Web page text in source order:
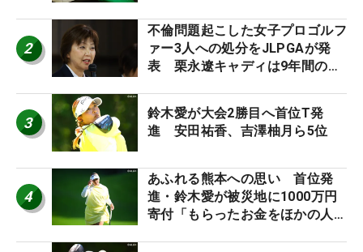
2
不倫問題起こした女子プロゴルフ
ァー3人への処分をJLPGAが発
表 栗永遼キャディは9年間の立
3
鈴木愛が大会2勝目へ首位T発
進 安田祐香、吉澤柚月ら5位
4
あふれる熊本への思い 首位発
進・鈴木愛が被災地に1000万円
寄付「もらったお金をほかの人